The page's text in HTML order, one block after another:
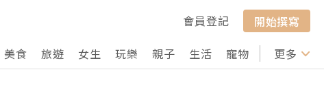
會員登記
開始撰寫
美食 旅遊 女生 玩樂 親子 生活 寵物 行山 打卡
更多